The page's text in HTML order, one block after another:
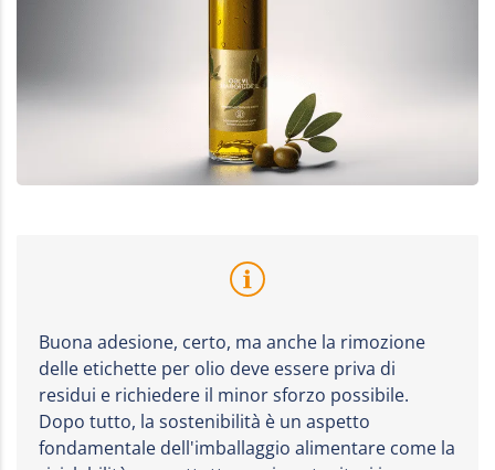
Buona adesione, certo, ma anche la rimozione
delle etichette per olio deve essere priva di
residui e richiedere il minor sforzo possibile.
Dopo tutto, la sostenibilità è un aspetto
fondamentale dell'imballaggio alimentare come la